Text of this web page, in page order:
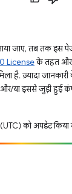
जाए, तब तक इस पेज
Licenseके तहत और
है. ज़्यादा जानकारी
या इससे जुड़ी हुई
को अपडेट किया